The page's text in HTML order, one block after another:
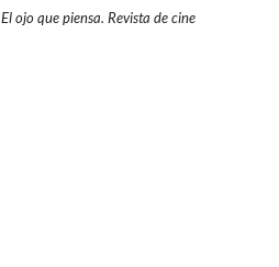
El ojo que piensa. Revista de cine